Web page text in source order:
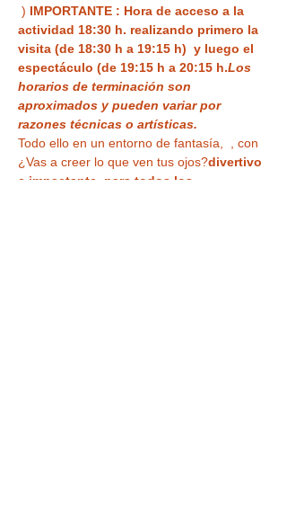
) IMPORTANTE : Hora de acceso a la
actividad 18:30 h. realizando primero la
visita (de 18:30 h a 19:15 h)  y luego el
espectáculo (de 19:15 h a 20:15 h.Los
horarios de terminación son
aproximados y pueden variar por
razones técnicas o artísticas.
Todo ello en un entorno de fantasía,
, con
¿Vas a creer lo que ven tus ojos?divertivo
e impactante, para todos los